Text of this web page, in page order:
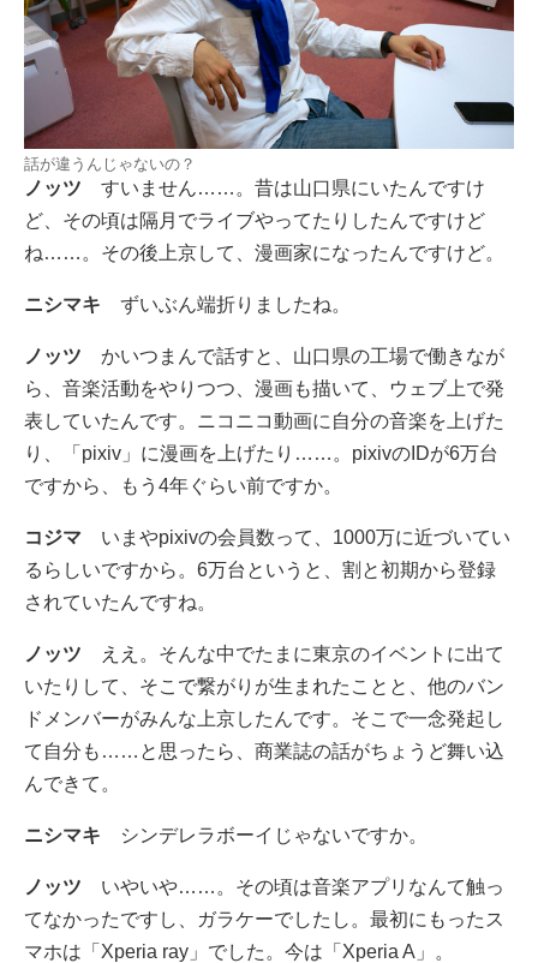
話が違うんじゃないの？
ノッツ すいません……。昔は山口県にいたんですけ
ど、その頃は隔月でライブやってたりしたんですけど
ね……。その後上京して、漫画家になったんですけど。
ニシマキ ずいぶん端折りましたね。
ノッツ かいつまんで話すと、山口県の工場で働きなが
ら、音楽活動をやりつつ、漫画も描いて、ウェブ上で発
表していたんです。ニコニコ動画に自分の音楽を上げた
り、「pixiv」に漫画を上げたり……。pixivのIDが6万台
ですから、もう4年ぐらい前ですか。
コジマ いまやpixivの会員数って、1000万に近づいてい
るらしいですから。6万台というと、割と初期から登録
されていたんですね。
ノッツ ええ。そんな中でたまに東京のイベントに出て
いたりして、そこで繋がりが生まれたことと、他のバン
ドメンバーがみんな上京したんです。そこで一念発起し
て自分も……と思ったら、商業誌の話がちょうど舞い込
んできて。
ニシマキ シンデレラボーイじゃないですか。
ノッツ いやいや……。その頃は音楽アプリなんて触っ
てなかったですし、ガラケーでしたし。最初にもったス
マホは「Xperia ray」でした。今は「Xperia A」。